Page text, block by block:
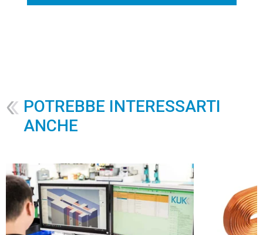
POTREBBE INTERESSARTI
ANCHE